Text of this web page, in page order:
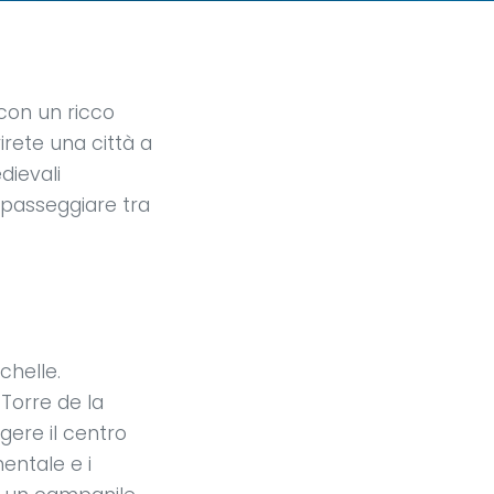
un ricco
una città a
tra
de la
il centro
e i